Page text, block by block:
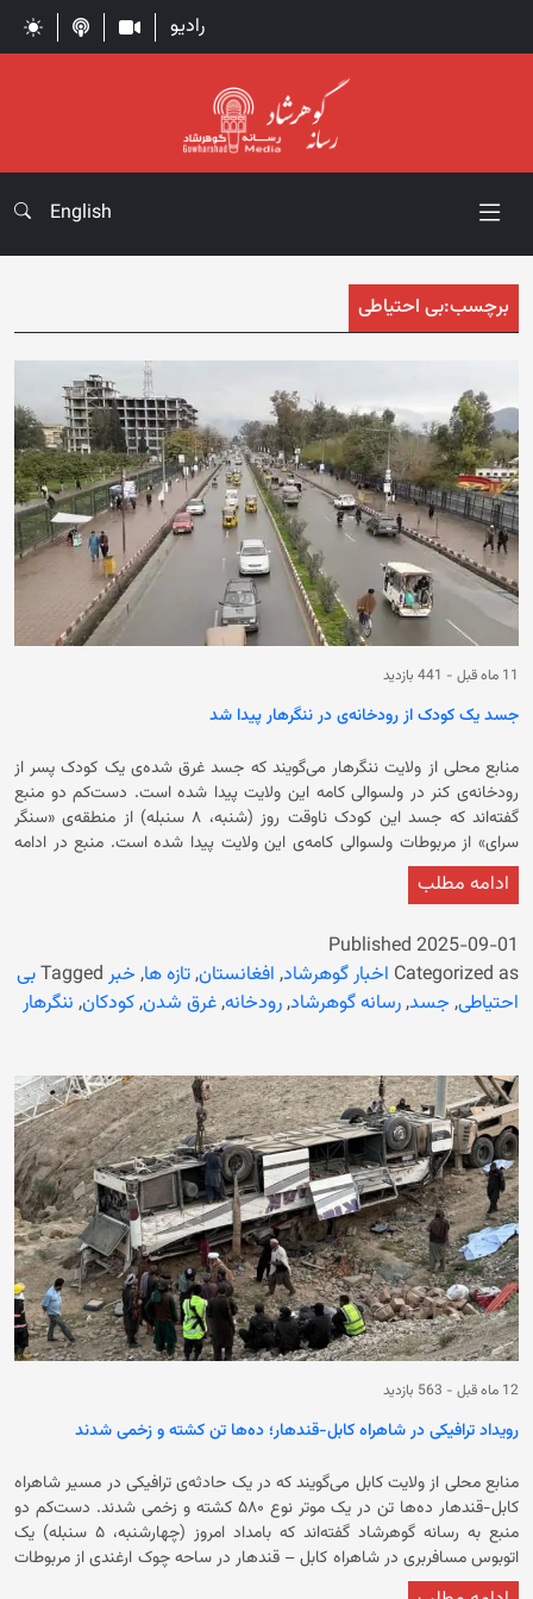
رادیو
English
برچسب:بی احتیاطی
11 ماه قبل - 441 بازدید
جسد یک کودک از رودخانه‌ی در ننگرهار پیدا شد
منابع محلی از ولایت ننگرهار می‌گویند که جسد غرق شده‌ی یک کودک پسر از
رودخانه‌ی کنر در ولسوالی کامه این ولایت پیدا شده است. دست‌کم دو منبع
گفته‌اند که جسد این کودک ناوقت روز (شنبه، ۸ سنبله) از منطقه‌ی «سنگر
سرای» از مربوطات ولسوالی کامه‌ی این ولایت پیدا شده است. منبع در ادامه
تاکید کرد که جسد این کودک پسر توسط باشندگان محل از رودخانه پیدا شده و
جسد این کودک به‌دلیل جاری شدن سیلاب چند روز اخیر در شماری از
ولسوالی‌های ننگرهار پیدا شده باشد. این در حالی است که در پی بارندگی‌های
شدید و جاری شدن سیلاب در چهار ولسوالی ولایت ننگرهار، پنج تن از جمله دو
ادامه مطلب
Published 2025-09-01
Categorized as اخبار گوهرشاد, افغانستان,تازه ها, خبر Taggedبی
احتیاطی, جسد,رسانه گوهرشاد,رودخانه,غرق شدن,کودکان, ننگرهار
12 ماه قبل - 563 بازدید
رویداد ترافیکی در شاهراه کابل-قندهار؛ ده‌ها تن کشته و زخمی شدند
منابع محلی از ولایت کابل می‌گویند که در یک حادثه‌ی ترافیکی در مسیر شاهراه
کابل-قندهار ده‌ها تن در یک موتر نوع ۵۸۰ کشته و زخمی شدند. دست‌کم دو
منبع به رسانه گوهرشاد گفته‌اند که بامداد امروز (چهارشنبه، ۵ سنبله) یک
اتوبوس مسافربری در شاهراه ‌‏کابل – قندهار در ساحه چوک ارغندی از مربوطات